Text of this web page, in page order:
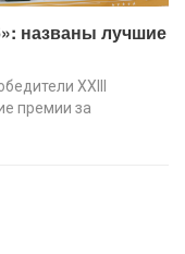
названы лучшие
XХIII
премии за